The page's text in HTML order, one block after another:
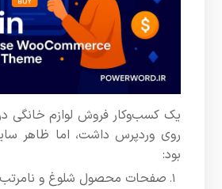
یک کسب‌وکار فروش لوازم خانگی
روی وردپرس داشت، اما ظاهر
بود:
صفحات محصول شلوغ و نامرتب